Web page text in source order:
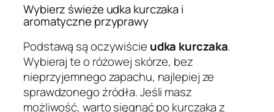
Wybierz świeże udka kurczaka i
aromatyczne przyprawy
Podstawą są oczywiście udka kurczaka.
Wybieraj te o różowej skórze, bez
nieprzyjemnego zapachu, najlepiej ze
sprawdzonego źródła. Jeśli masz
możliwość, warto sięgnąć po kurczaka z